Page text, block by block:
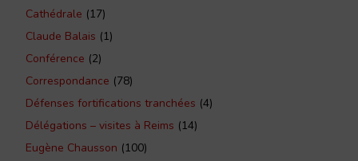
Cathédrale (17)
Claude Balais (1)
Conférence (2)
Correspondance (78)
Défenses fortifications tranchées (4)
Délégations – visites à Reims (14)
Eugène Chausson (100)